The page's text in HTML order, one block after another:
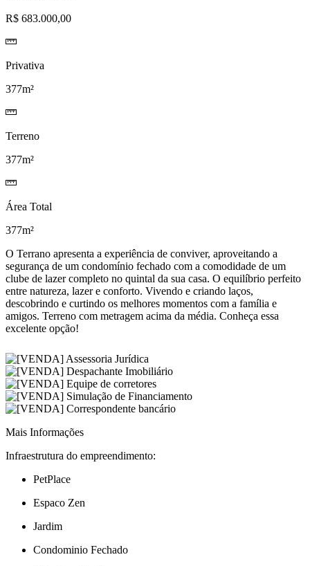
R$ 683.000,00
Privativa
377m²
Terreno
377m²
Área Total
377m²
O Terrano apresenta a experiência de conviver, aproveitando a
segurança de um condomínio fechado com a comodidade de um
clube de lazer completo no quintal da sua casa. O equilíbrio perfeito
entre natureza, lazer e conforto. Vivendo e criando laços,
descobrindo e curtindo os melhores momentos com a família e
amigos. Terreno com metragem acima da média. Conheça essa
excelente opção!
Mais Informações
Infraestrutura do empreendimento:
PetPlace
Espaco Zen
Jardim
Condominio Fechado